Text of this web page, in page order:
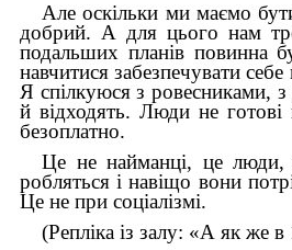
Але оскільки ми маємо
добрий. А для цього нам
подальших планів повинна
навчитися забезпечувати
Я спілкуюся з ровесниками,
й відходять. Люди не
безоплатно.
Це не найманці, це люди,
робляться і навіщо вони
Це не при соціалізмі.
(Репліка із залу: «А як же